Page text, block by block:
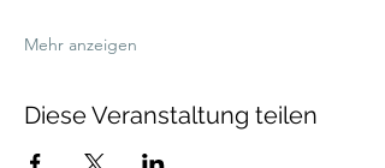
Mehr anzeigen
Diese Veranstaltung teilen